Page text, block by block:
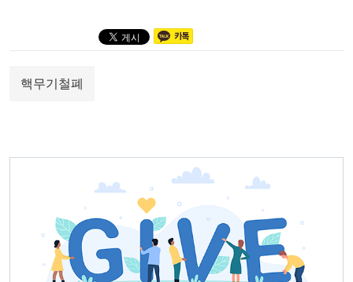
핵무기철폐